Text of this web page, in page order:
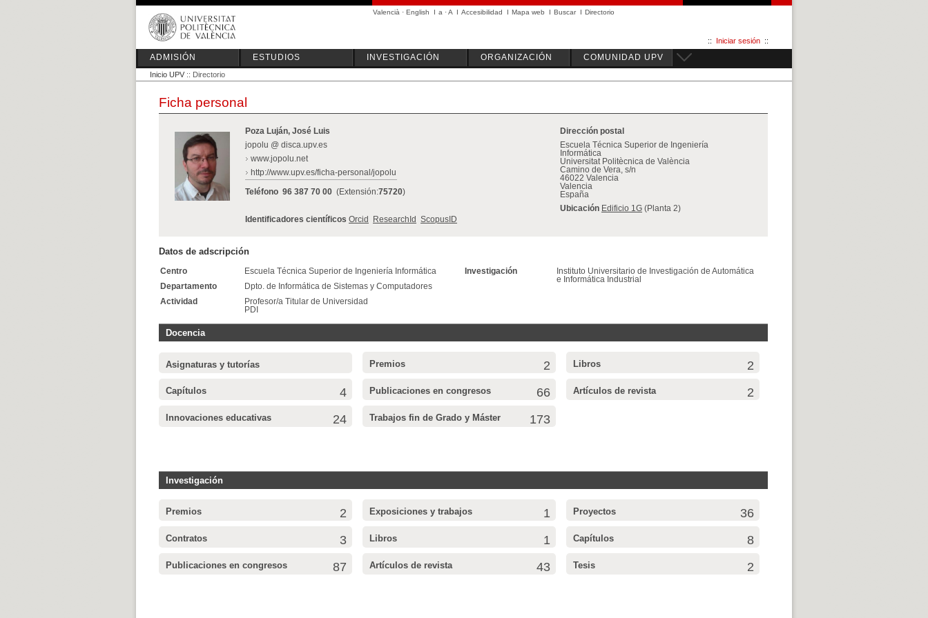
Valencià · English I a ·A I Accesibilidad I Mapa web I Buscar I Directorio
:: Iniciar sesión ::
ADMISIÓN ESTUDIOS INVESTIGACIÓN ORGANIZACIÓN COMUNIDAD UPV
Inicio UPV :: Directorio
Ficha personal
Poza Luján, José Luis
jopolu @ disca.upv.es
www.jopolu.net
http://www.upv.es/ficha-personal/jopolu
Teléfono 96 387 70 00 (Extensión:75720)
Identificadores científicos Orcid ResearchId ScopusID
Dirección postal
Escuela Técnica Superior de Ingeniería
Informática
Universitat Politècnica de València
Camino de Vera, s/n
46022 Valencia
Valencia
España
Ubicación Edificio 1G (Planta 2)
Datos de adscripción
Centro
Escuela Técnica Superior de Ingeniería Informática
Departamento
Dpto. de Informática de Sistemas y Computadores
Actividad
Profesor/a Titular de Universidad
PDI
Investigación
Instituto Universitario de Investigación de Automática
e Informática Industrial
Docencia
Asignaturas y tutorías Premios 2 Libros 2
Capítulos 4 Publicaciones en congresos 66 Artículos de revista 2
Innovaciones educativas 24 Trabajos fin de Grado y Máster 173
Investigación
Premios 2 Exposiciones y trabajos 1 Proyectos 36
Contratos 3 Libros 1 Capítulos 8
Publicaciones en congresos 87 Artículos de revista 43 Tesis 2